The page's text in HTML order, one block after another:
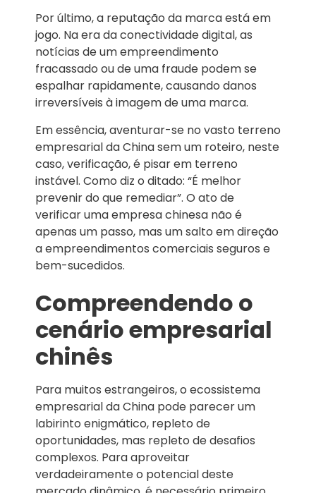
Por último, a reputação da marca está em
jogo. Na era da conectividade digital, as
notícias de um empreendimento
fracassado ou de uma fraude podem se
espalhar rapidamente, causando danos
irreversíveis à imagem de uma marca.
Em essência, aventurar-se no vasto terreno
empresarial da China sem um roteiro, neste
caso, verificação, é pisar em terreno
instável. Como diz o ditado: “É melhor
prevenir do que remediar”. O ato de
verificar uma empresa chinesa não é
apenas um passo, mas um salto em direção
a empreendimentos comerciais seguros e
bem-sucedidos.
Compreendendo o
cenário empresarial
chinês
Para muitos estrangeiros, o ecossistema
empresarial da China pode parecer um
labirinto enigmático, repleto de
oportunidades, mas repleto de desafios
complexos. Para aproveitar
verdadeiramente o potencial deste